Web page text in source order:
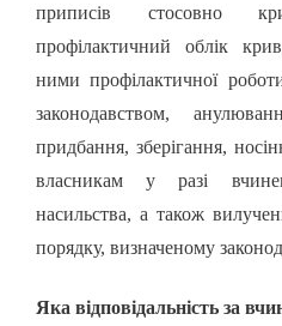
приписів стосовно
профілактичний облік
ними профілактичної
законодавством,
придбання, зберігання,
власникам у разі
насильства, а також
порядку, визначеному
Яка відповідальність за